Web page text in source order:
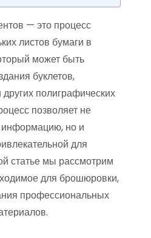
— это процесс
листов бумаги в
может быть
буклетов,
других полиграфических
позволяет не
информацию, но и
для
статье мы рассмотрим
для брошюровки,
профессиональных